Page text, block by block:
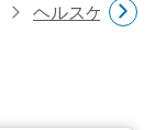
ヘルスケアIT